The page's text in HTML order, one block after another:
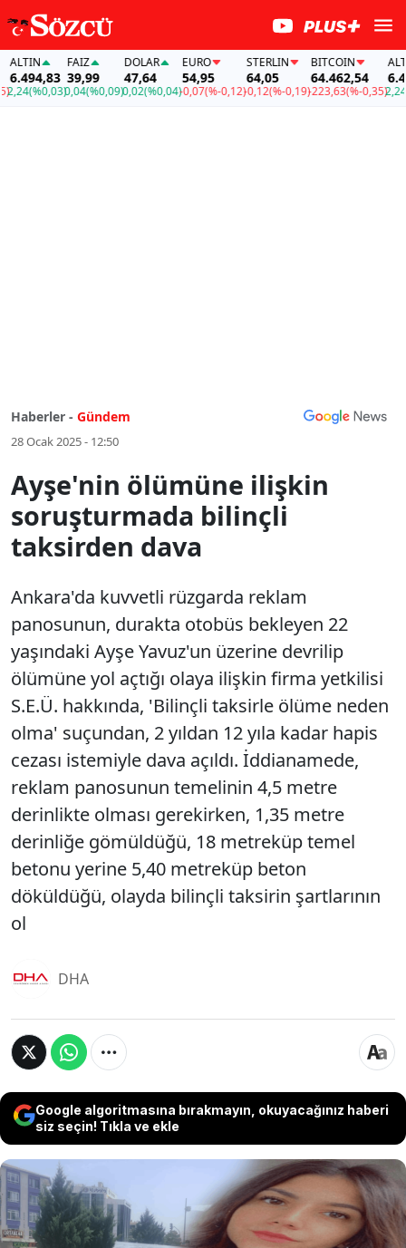
(%0,03)
FAİZ
39,99
0,04(%0,09)
DOLAR
47,64
0,02(%0,04)
EURO
54,95
-0,07(%-0,12)
STERLIN
64,05
-0,12(%-0,19)
BITCOIN
64.462,54
-223,63(%-0,35)
ALTIN
2,24
Haberler - Gündem
28 Ocak 2025 - 12:50
Ayşe'nin ölümüne ilişkin
soruşturmada bilinçli
taksirden dava
Ankara'da kuvvetli rüzgarda reklam
panosunun, durakta otobüs bekleyen 22
yaşındaki Ayşe Yavuz'un üzerine devrilip
ölümüne yol açtığı olaya ilişkin firma yetkilisi
S.E.Ü. hakkında, 'Bilinçli taksirle ölüme neden
olma' suçundan, 2 yıldan 12 yıla kadar hapis
cezası istemiyle dava açıldı. İddianamede,
reklam panosunun temelinin 4,5 metre
derinlikte olması gerekirken, 1,35 metre
derinliğe gömüldüğü, 18 metreküp temel
betonu yerine 5,40 metreküp beton
döküldüğü, olayda bilinçli taksirin şartlarının
ol
DHA
Google algoritmasına bırakmayın, okuyacağınız haberi
siz seçin! Tıkla ve ekle
Ankara'da kuvvetli rüzgarda reklam panosunun,
durakta otobüs bekleyen 22 yaşındaki Ayşe Yavuz'un
üzerine devrilip ölümüne yol açtığı olaya ilişkin firma
yetkilisi S.E.Ü. hakkında, 'Bilinçli taksirle ölüme neden